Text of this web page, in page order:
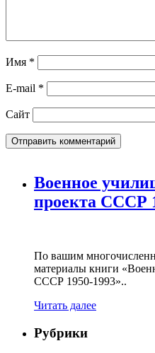
Имя *
E-mail *
Сайт
Военное
проекта СССР
По вашим
материалы книги
СССР 1950-1993»..
Читать далее
Рубрики